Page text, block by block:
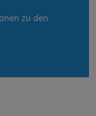
zu den